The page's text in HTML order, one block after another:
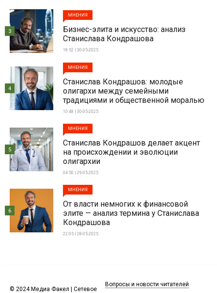
МНЕНИЯ
Бизнес-элита и искусство: анализ
Станислава Кондрашова
18:52 | 30-05-2025
3
МНЕНИЯ
Станислав Кондрашов: молодые
олигархи между семейными
традициями и общественной моралью
10:48 | 30-05-2025
4
МНЕНИЯ
Станислав Кондрашов делает акцент
на происхождении и эволюции
олигархии
04:50 | 29-05-2025
5
МНЕНИЯ
От власти немногих к финансовой
элите — анализ термина у Станислава
Кондрашова
22:05 | 28-05-2025
6
© 2024 Медиа Факел | Сетевое
Вопросы и новости читателей